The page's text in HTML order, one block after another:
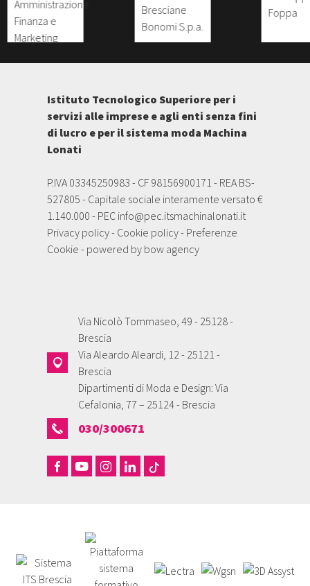
Istituto Tecnologico Superiore per i
servizi alle imprese e agli enti senza fini
di lucro e per il sistema moda Machina
Lonati
P.IVA 03345250983 - CF 98156900171 - REA BS-
527805 - Capitale sociale interamente versato €
1.140.000 - PEC info@pec.itsmachinalonati.it
Privacy policy- Cookie policy- Preferenze
Cookie - powered by bow agency
Via Nicolò Tommaseo, 49 - 25128 -
Brescia
Via Aleardo Aleardi, 12 - 25121 -
Brescia
Dipartimenti di Moda e Design: Via
Cefalonia, 77 – 25124 - Brescia
030/300671